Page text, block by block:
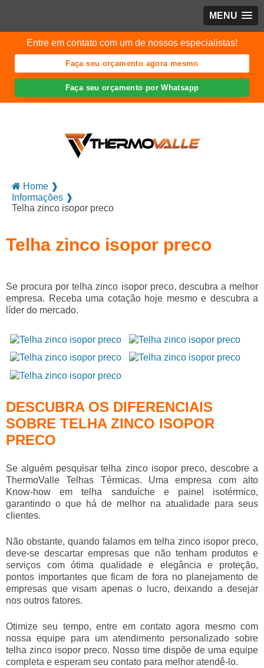
MENU
Entre em contato com um de nossos especialistas!
Faça seu orçamento agora mesmo
Faça seu orçamento por Whatsapp
Home ❱
Informações ❱
Telha zinco isopor preco
Telha zinco isopor preco
Se procura portelha zinco isopor preco, descubra a melhor
empresa. Receba uma cotação hoje mesmo e descubra a
líder do mercado.
DESCUBRA OS DIFERENCIAIS
SOBRE TELHA ZINCO ISOPOR
PRECO
Se alguém pesquisartelha zinco isopor preco, descobre a
ThermoValle Telhas Térmicas. Uma empresa com alto
Know-how em telha sanduíche e painel isotérmico,
garantindo o que há de melhor na atualidade para seus
clientes.
Não obstante, quando falamos em telha zinco isopor preco,
deve-se descartar empresas que não tenham produtos e
serviços com ótima qualidade e elegância e proteção,
pontos importantes que ficam de fora no planejamento de
empresas que visam apenas o lucro, deixando a desejar
nos outros fatores.
Otimize seu tempo, entre em contato agora mesmo com
nossa equipe para um atendimento personalizado sobre
telha zinco isopor preco. Nosso time dispõe de uma equipe
completa e esperam seu contato para melhor atendê-lo.